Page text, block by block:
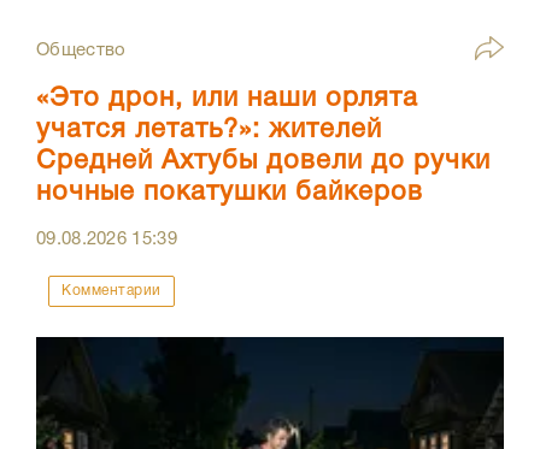
Общество
«Это дрон, или наши орлята
учатся летать?»: жителей
Средней Ахтубы довели до ручки
ночные покатушки байкеров
09.08.2026 15:39
Комментарии